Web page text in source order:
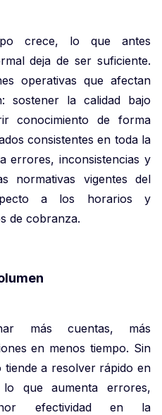
crece, lo que antes
deja de ser suficiente.
operativas que afectan
sostener la calidad bajo
conocimiento de forma
consistentes en toda la
errores, inconsistencias y
normativas vigentes del
a los horarios y
de cobranza.
más cuentas, más
en menos tiempo. Sin
a resolver rápido en
que aumenta errores,
efectividad en la